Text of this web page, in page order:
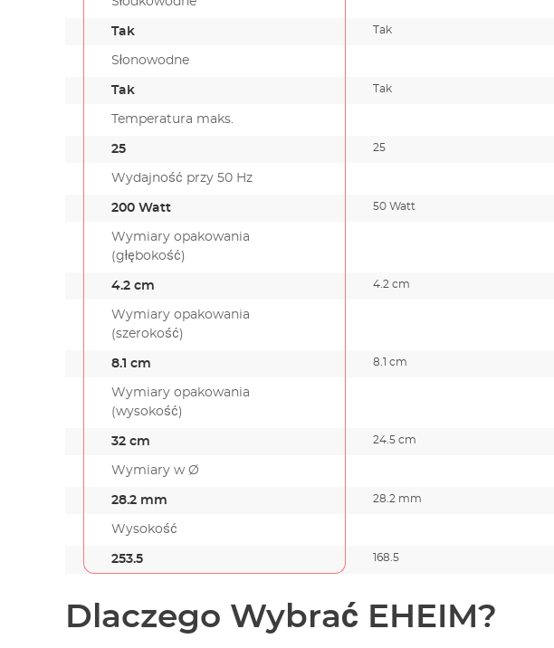
Tak Tak
Słonowodne
Tak Tak
Temperatura maks.
25 25
Wydajność przy 50 Hz
200 Watt 50 Watt
Wymiary opakowania
(głębokość)
4.2 cm 4.2 cm
Wymiary opakowania
(szerokość)
8.1 cm 8.1 cm
Wymiary opakowania
(wysokość)
32 cm 24.5 cm
Wymiary w Ø
28.2 mm 28.2 mm
Wysokość
253.5 168.5
Dlaczego Wybrać EHEIM?